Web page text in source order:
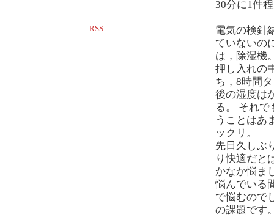
RSS
30分に1件
電気の検針
ていないの
は，除湿機
押し入れの
ち，8時間
後の湿度は
る。 それ
うことはあ
ックリ。
先日久しぶ
り快適だと
かなか悩ま
悩んでいる
で悩むので
の課題です